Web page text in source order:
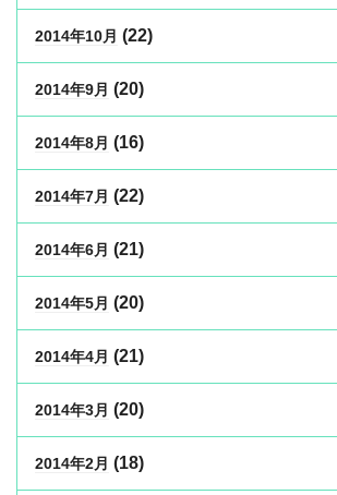
2014年10月 (22)
2014年9月 (20)
2014年8月 (16)
2014年7月 (22)
2014年6月 (21)
2014年5月 (20)
2014年4月 (21)
2014年3月 (20)
2014年2月 (18)